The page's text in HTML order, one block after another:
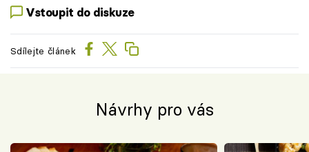
Vstoupit do diskuze
Sdílejte článek
Návrhy pro vás